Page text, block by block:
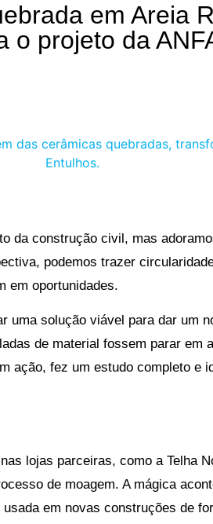
em Areia
o projeto da
da construção civil, mas
podemos trazer
em oportunidades.
uma solução viável para dar um
de material fossem parar
ação, fez um estudo completo e
lojas parceiras, como a Telha
de moagem. A mágica
em novas construções de